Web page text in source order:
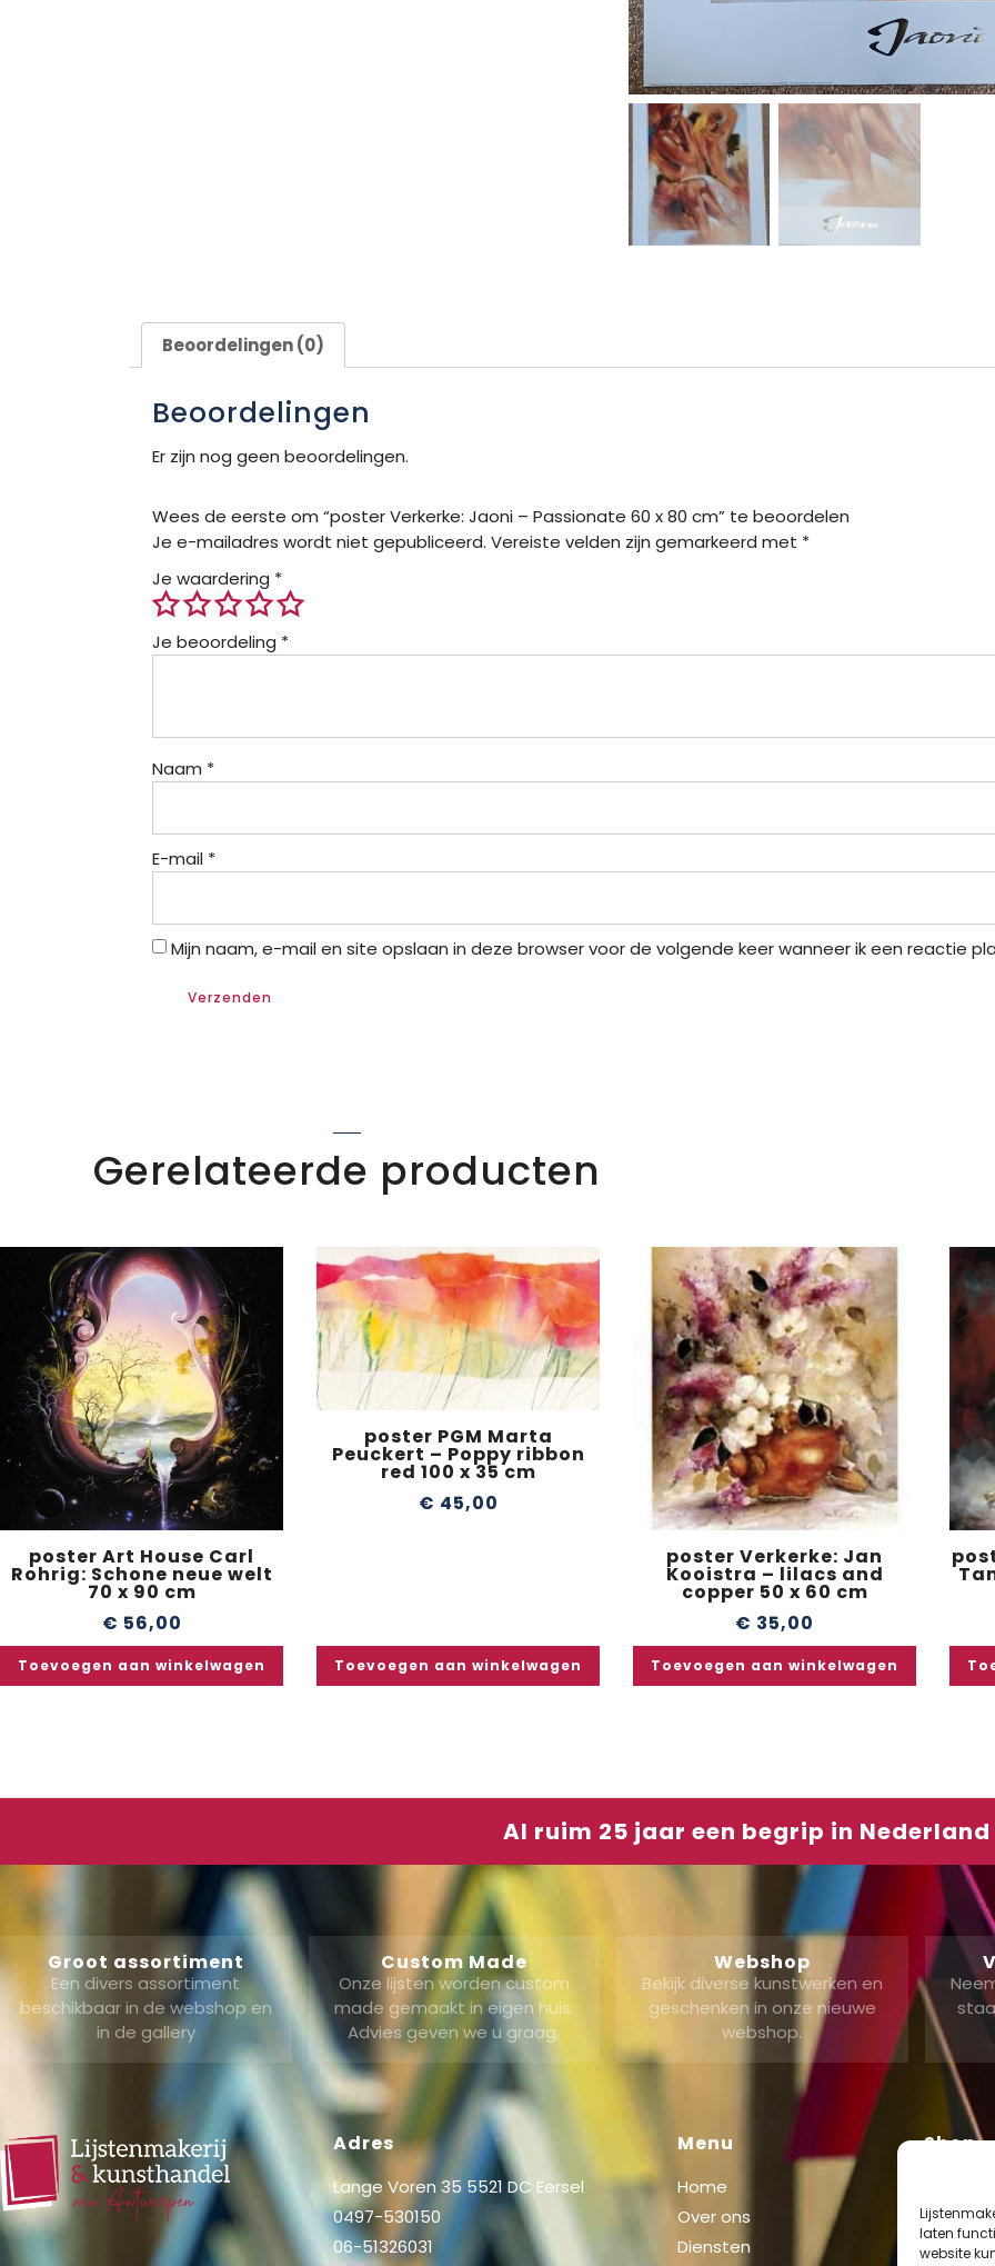
laten
website
Beoordelingen (0)
Beoordelingen
Er zijn nog geen beoordelingen.
Wees de eerste om “poster Verkerke: Jaoni – Passionate 60 x 80 cm” te beoordelen
Je e-mailadres wordt niet gepubliceerd. Vereiste velden zijn gemarkeerd met *
Je waardering *
Je beoordeling *
Naam *
E-mail *
Mijn naam, e-mail en site opslaan in deze browser voor de volgende keer wanneer ik een reactie
Gerelateerde producten
poster Art House Carl
Rohrig: Schone neue welt
70 x 90 cm
€ 56,00
Toevoegen aan winkelwagen
poster PGM Marta
Peuckert – Poppy ribbon
red 100 x 35 cm
€ 45,00
Toevoegen aan winkelwagen
poster Verkerke: Jan
Kooistra – lilacs and
copper 50 x 60 cm
€ 35,00
Toevoegen aan winkelwagen
Al ruim 25 jaar een begrip in Nederland
Groot assortiment
Een divers assortiment
beschikbaar in de webshop en
in de gallery
Custom Made
Onze lijsten worden custom
made gemaakt in eigen huis.
Advies geven we u graag,
Webshop
Bekijk diverse kunstwerken en
geschenken in onze nieuwe
webshop.
Adres
Lange Voren 35 5521 DC Eersel
0497-530150
06-51326031
Menu
Home
Over ons
Diensten
Shop
Mijn